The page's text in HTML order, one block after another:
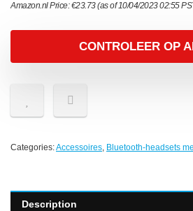
Amazon.nl Price:€23.73(as of 10/04/2023 02:55
CONTROLEER OP
Categories:Accessoires, Bluetooth-headsets
Description